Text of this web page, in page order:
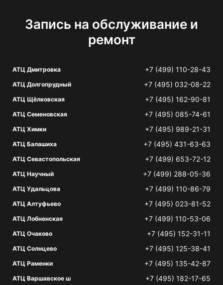
Запись на обслуживание и
ремонт
АТЦ Дмитровка +7 (499) 110-28-43
АТЦ Долгопрудный +7 (495) 032-08-22
АТЦ Щёлковская +7 (495) 162-90-81
АТЦ Семеновская +7 (495) 085-74-61
АТЦ Химки +7 (495) 989-21-31
АТЦ Балашиха +7 (495) 431-63-63
АТЦ Севастопольская +7 (499) 653-72-12
АТЦ Научный +7 (499) 288-05-36
АТЦ Удальцова +7 (499) 110-86-79
АТЦ Алтуфьево +7 (495) 023-81-52
АТЦ Лобненская +7 (499) 110-53-06
АТЦ Очаково +7 (495) 152-31-11
АТЦ Солнцево +7 (495) 125-38-41
АТЦ Раменки +7 (495) 135-42-87
АТЦ Варшавское ш +7 (495) 182-17-65